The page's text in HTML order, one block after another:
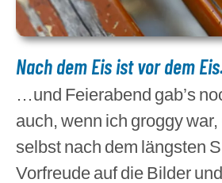
Nach dem Eis ist vor dem
…und Feierabend gab’s
auch, wenn ich groggy
selbst nach dem längsten
Vorfreude auf die Bilder